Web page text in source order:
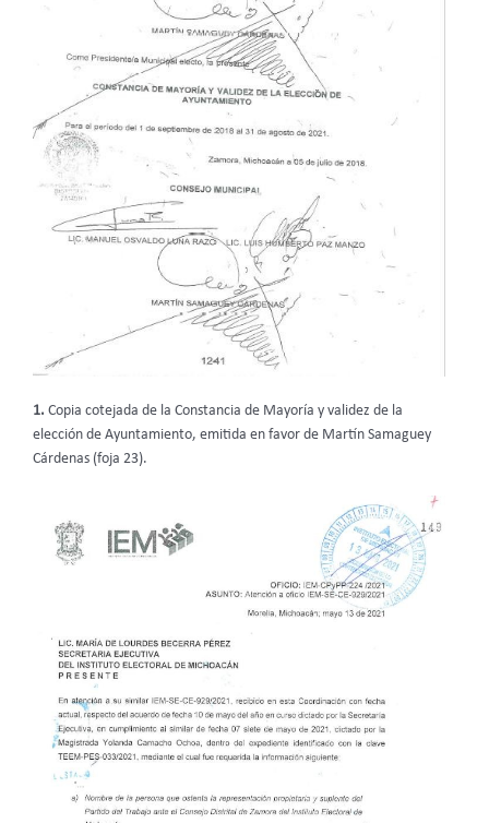
1. Copia cotejada de la Constancia de Mayoría y validez de la
elección de Ayuntamiento, emitida en favor de Martín Samaguey
Cárdenas (foja 23).